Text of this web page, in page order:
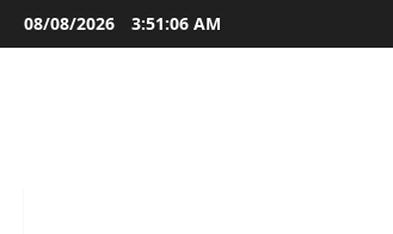
Aller
au
08/08/2026 3:51:07 AM